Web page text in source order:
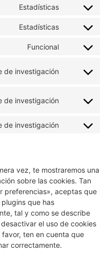
Estadísticas
Estadísticas
Funcional
de investigación
de investigación
de investigación
vez, te mostraremos una
sobre las cookies. Tan
preferencias», aceptas que
que has
tal y como se describe
el uso de cookies
ten en cuenta que
correctamente.